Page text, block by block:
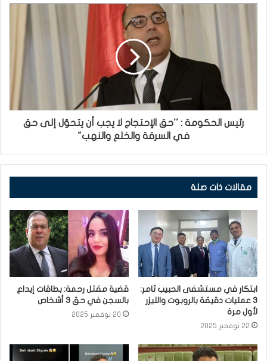
رئيس الحكومة : ''حق الإحتجاج لا يجب أن يتحوّل إلى حق
في السرقة والخلع والنهب"
مقالات ذات صلة
ابتكار في مستشفى الحبيب ثامر:
3 عمليات دقيقة بالروبوت والليزر
لأول مرة
22 نوفمبر 2025
قضية مقتل رحمة: بطاقات إيداع
بالسجن في حق 3 أشخاص
20 نوفمبر 2025